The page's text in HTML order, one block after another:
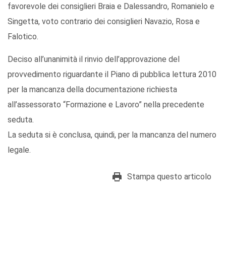
favorevole dei consiglieri Braia e Dalessandro, Romanielo e
Singetta, voto contrario dei consiglieri Navazio, Rosa e
Falotico.
Deciso all’unanimità il rinvio dell’approvazione del
provvedimento riguardante il Piano di pubblica lettura 2010
per la mancanza della documentazione richiesta
all’assessorato “Formazione e Lavoro” nella precedente
seduta.
La seduta si è conclusa, quindi, per la mancanza del numero
legale.
Stampa questo articolo